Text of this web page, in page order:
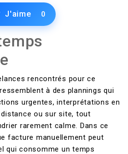
J'aime 0
rencontrés pour ce
à des plannings qui
urgentes, interprétations en
ou sur site, tout
rarement calme. Dans ce
facture manuellement peut
qui consomme un temps